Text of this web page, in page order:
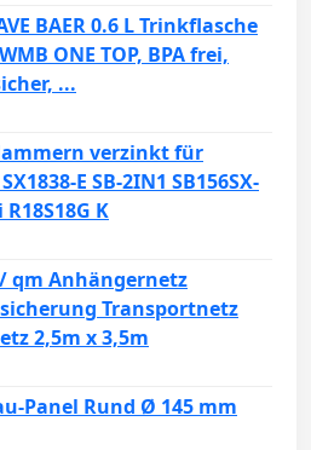
BAER 0.6 L Trinkflasche
ONE TOP, BPA frei,
...
verzinkt für
E SB-2IN1 SB156SX-
R18S18G K
qm Anhängernetz
Transportnetz
2,5m x 3,5m
Panel Rund Ø 145 mm